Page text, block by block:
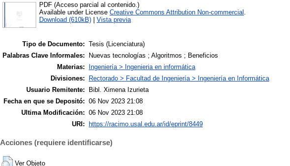
PDF (Acceso parcial al contenido.)
Available under License Creative Commons Attribution Non-commercial .
Download (610kB)
Vista previa
Tipo de Documento: Tesis (Licenciatura)
Palabras Clave Informales:
Nuevas tecnologías ; Algoritmos ; Beneficios
Materias:
Ingeniería > Ingenieria en informática
Divisiones:
Rectorado > Facultad de Ingeniería > Ingeniería en Informática
Usuario Remitente:
Bibl. Ximena Izurieta
Fecha en que se Depositó: 06 Nov 2023 21:08
Ultima Modificación: 06 Nov 2023 21:08
URI:
https://racimo.usal.edu.ar/id/eprint/8449
Acciones (requiere identificarse)
Ver Objeto